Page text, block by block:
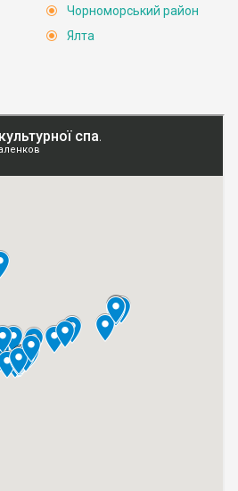
Чорноморський район
Ялта